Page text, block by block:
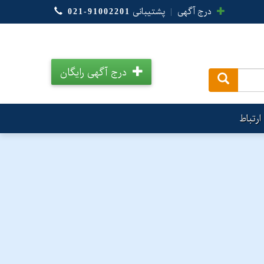
درج آگهی | پشتیبانی 021-91002201
درج آگهی رایگان
ارتباط